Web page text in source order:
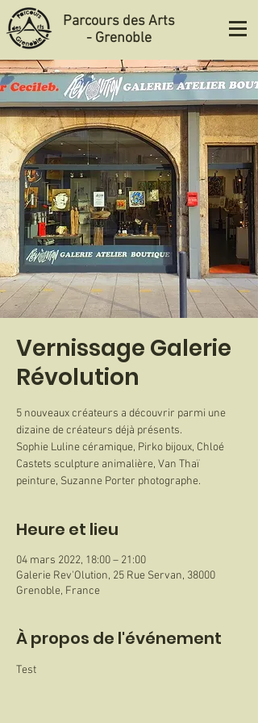
Parcours des Arts
- Grenoble
Vernissage Galerie
Révolution
5 nouveaux créateurs a découvrir parmi une
dizaine de créateurs déjà présents.
Sophie Luline céramique, Pirko bijoux, Chloé
Castets sculpture animalière, Van Thaï
peinture, Suzanne Porter photographe.
Heure et lieu
04 mars 2022, 18:00 – 21:00
Galerie Rev'Olution, 25 Rue Servan, 38000
Grenoble, France
À propos de l'événement
Test